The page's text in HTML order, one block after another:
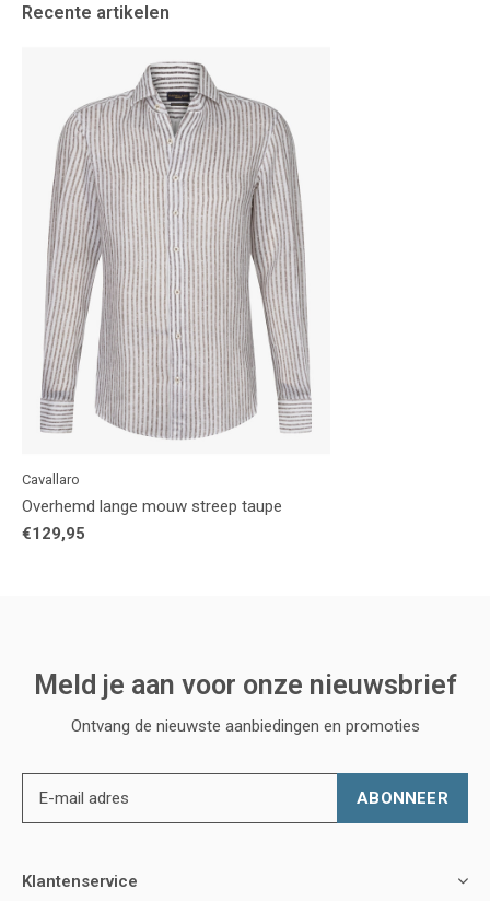
Recente artikelen
Cavallaro
Overhemd lange mouw streep taupe
€129,95
Meld je aan voor onze nieuwsbrief
Ontvang de nieuwste aanbiedingen en promoties
ABONNEER
Klantenservice